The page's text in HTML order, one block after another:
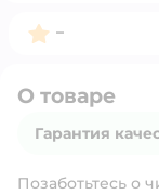
Рейтинг:
–
О товаре
Гарантия
Позаботьтесь о